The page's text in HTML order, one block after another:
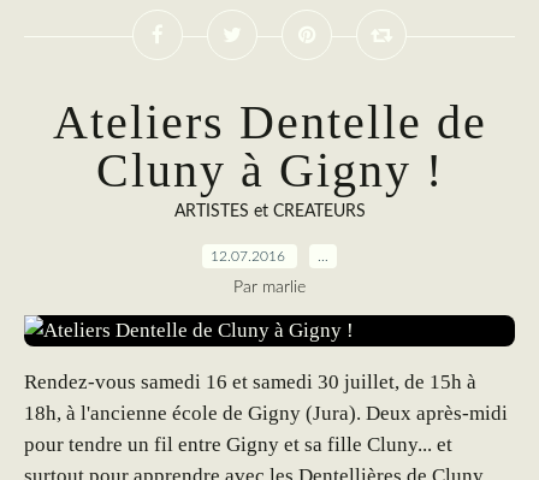
Ateliers Dentelle de
Cluny à Gigny !
ARTISTES et CREATEURS
12.07.2016
Par marlie
Rendez-vous samedi 16 et samedi 30 juillet, de 15h à
18h, à l'ancienne école de Gigny (Jura). Deux après-midi
pour tendre un fil entre Gigny et sa fille Cluny... et